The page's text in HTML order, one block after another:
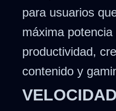
para usuarios
máxima potencia
productividad,
contenido y